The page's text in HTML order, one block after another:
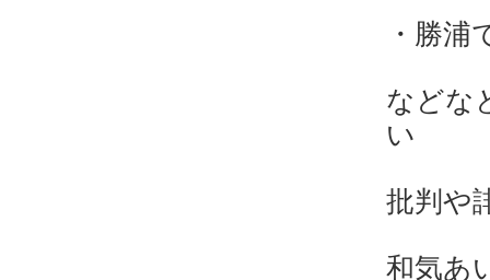
・勝
などな
い
批判や
和気あ